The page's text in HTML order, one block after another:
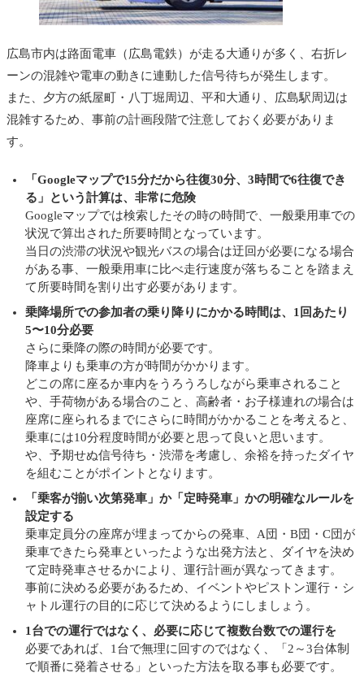
広島市内は路面電車（広島電鉄）が走る大通りが多く、右折レ
ーンの混雑や電車の動きに連動した信号待ちが発生します。
また、夕方の紙屋町・八丁堀周辺、平和大通り、広島駅周辺は
混雑するため、事前の計画段階で注意しておく必要がありま
す。
「Googleマップで15分だから往復30分、3時間で6往復でき
る」という計算は、非常に危険
Googleマップでは検索したその時の時間で、一般乗用車での
状況で算出された所要時間となっています。
当日の渋滞の状況や観光バスの場合は迂回が必要になる場合
がある事、一般乗用車に比べ走行速度が落ちることを踏まえ
て所要時間を割り出す必要があります。
乗降場所での参加者の乗り降りにかかる時間は、1回あたり
5〜10分必要
さらに乗降の際の時間が必要です。
降車よりも乗車の方が時間がかかります。
どこの席に座るか車内をうろうろしながら乗車されること
や、手荷物がある場合のこと、高齢者・お子様連れの場合は
座席に座られるまでにさらに時間がかかることを考えると、
乗車には10分程度時間が必要と思って良いと思います。
や、予期せぬ信号待ち・渋滞を考慮し、余裕を持ったダイヤ
を組むことがポイントとなります。
「乗客が揃い次第発車」か「定時発車」かの明確なルールを
設定する
乗車定員分の座席が埋まってからの発車、A団・B団・C団が
乗車できたら発車といったような出発方法と、ダイヤを決め
て定時発車させるかにより、運行計画が異なってきます。
事前に決める必要があるため、イベントやピストン運行・シ
ャトル運行の目的に応じて決めるようにしましょう。
1台での運行ではなく、必要に応じて複数台数での運行を
必要であれば、1台で無理に回すのではなく、「2～3台体制
で順番に発着させる」といった方法を取る事も必要です。